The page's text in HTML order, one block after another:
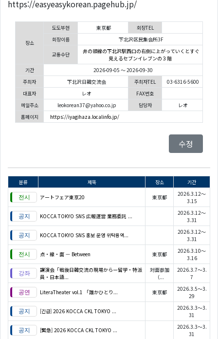
https://easyeasykorean.pagehub.jp/
장소
도도부현 東京都
회장TEL
회장이름
下北沢区民集会所3F
교통수단
井の頭線の下北沢駅西口の右側に上がっていくとすぐ
見えるセブンイレブンの３階
기간
2026-09-05 ～ 2026-09-30
주최자
下北沢日韓交流会 주최자TEL
03-6316-5600
대표자
レオ
FAX번호
메일주소
leokorean37@yahoo.co.jp 담당자
レオ
홈페이지
https://iyagihaza.localinfo.jp/
수정
분류 제목 장소 기간
アートフェア東京20 東京都
2026.3.12～
3.15
KOCCA TOKYO SNS 広報運営 業務委託 ...
2026.3.12～
3.31
KOCCA TOKYO SNS 홍보 운영 위탁용역...
2026.3.12～
3.31
点・線・面 — Between 東京都
2026.3.10～
3.16
講演会「戦後日韓交流の現場からー留学・特派
員・日本語...
対面参加
（...
2026.3.7～3.
7
LiteraTheater vol.1 「誰かひとり... 東京都
2026.3.5～3.
29
[긴급] 2026 KOCCA CKL TOKYO ...
2026.3.3～3.
31
[緊急] 2026 KOCCA CKL TOKYO ...
2026.3.3～3.
31